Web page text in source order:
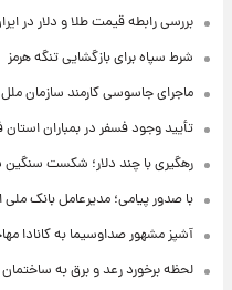
بررسی رابطه قیمت طلا و دلار در
شرط سپاه برای بازگشایی تنگه هرمز
ماجرای جاسوسی کارمند سازمان ملل
تأیید وجود فسفر در بمباران
رهگیری با چند دلار؛ شکست
با صدور پیامی؛ مدیرعامل بانک ملی
آشپز مشهور صداوسیما به کانادا
لحظه برخورد رعد و برق به ساختمان